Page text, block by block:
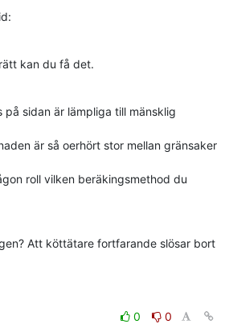
kan du få det.
på sidan är lämpliga till mänsklig
är så oerhört stor mellan gränsaker
roll vilken beräkingsmethod du
Att köttätare fortfarande slösar bort
0
0